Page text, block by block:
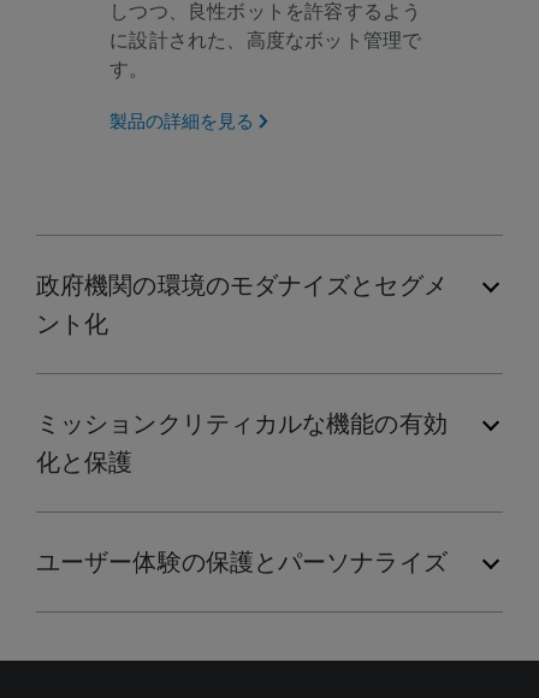
しつつ、良性ボットを許容するよう
に設計された、高度なボット管理で
す。
製品の詳細を見る
政府機関の環境のモダナイズとセグメ
ント化
ミッションクリティカルな機能の有効
化と保護
ユーザー体験の保護とパーソナライズ